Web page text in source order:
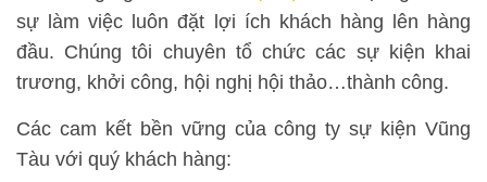
sự làm việc luôn đặt lợi ích khách hàng lên hàng
đầu. Chúng tôi chuyên tổ chức các sự kiện khai
trương, khởi công, hội nghị hội thảo…thành công.
Các cam kết bền vững của công ty sự kiện Vũng
Tàu với quý khách hàng: